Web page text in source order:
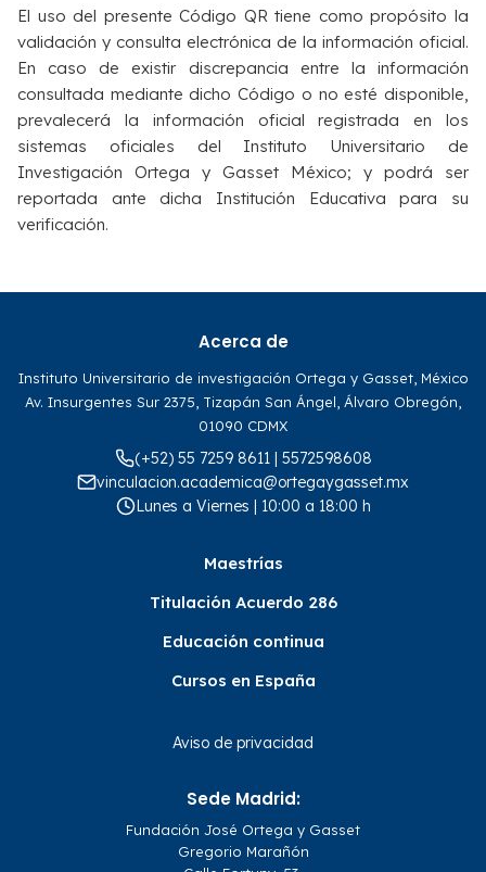
El uso del presente Código QR tiene como propósito la
validación y consulta electrónica de la información oficial.
En caso de existir discrepancia entre la información
consultada mediante dicho Código o no esté disponible,
prevalecerá la información oficial registrada en los
sistemas oficiales del Instituto Universitario de
Investigación Ortega y Gasset México; y podrá ser
reportada ante dicha Institución Educativa para su
verificación.
Acerca de
Instituto Universitario de investigación Ortega y Gasset, México
Av. Insurgentes Sur 2375, Tizapán San Ángel, Álvaro Obregón,
01090 CDMX
(+52) 55 7259 8611 | 5572598608
vinculacion.academica@ortegaygasset.mx
Lunes a Viernes | 10:00 a 18:00 h
Maestrías
Titulación Acuerdo 286
Educación continua
Cursos en España
Aviso de privacidad
Sede Madrid:
Fundación José Ortega y Gasset
Gregorio Marañón